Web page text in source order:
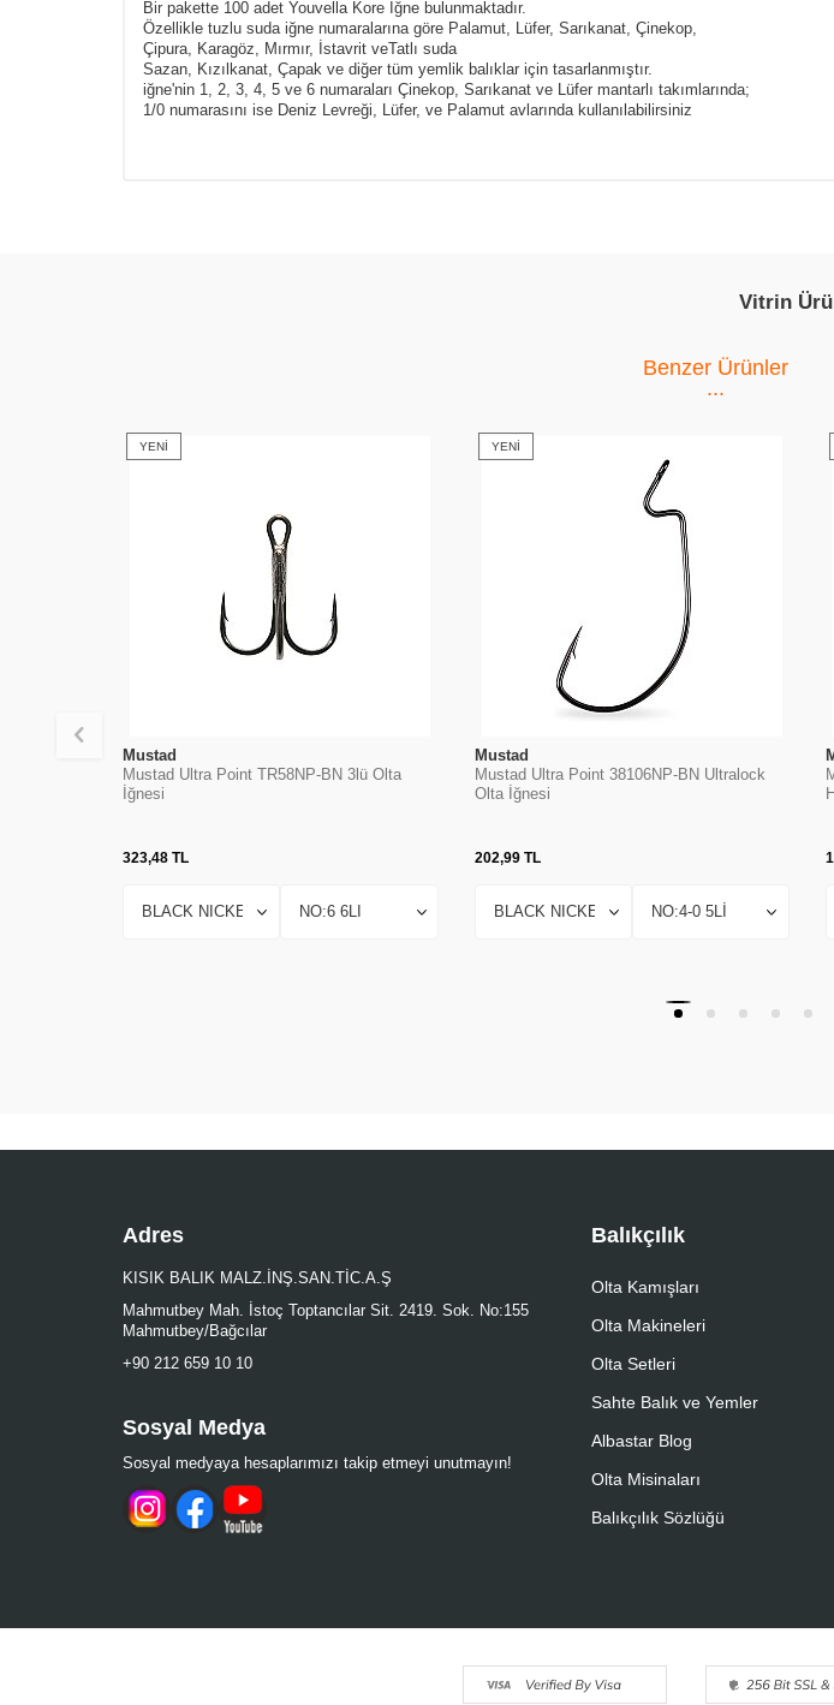
Bir pakette 100 adet Youvella Kore İğne bulunmaktadır.
Özellikle tuzlu suda iğne numaralarına göre Palamut, Lüfer, Sarıkanat, Çinekop,
Çipura, Karagöz, Mırmır, İstavrit veTatlı suda
Sazan, Kızılkanat, Çapak ve diğer tüm yemlik balıklar için tasarlanmıştır.
iğne'nin 1, 2, 3, 4, 5 ve 6 numaraları Çinekop, Sarıkanat ve Lüfer mantarlı takımlarında;
1/0 numarasını ise Deniz Levreği, Lüfer, ve Palamut avlarında kullanılabilirsiniz
Vitrin
Benzer Ürünler
YENI
Mustad
Mustad Ultra Point TR58NP-BN 3lü Olta
İğnesi
323,48 TL
YENI
Mustad
Mustad Ultra Point 38106NP-BN Ultralock
Olta İğnesi
202,99TL
Adres
KISIK BALIK MALZ.İNŞ.SAN.TİC.A.Ş
Mahmutbey Mah. İstoç Toptancılar Sit. 2419. Sok. No:155
Mahmutbey/Bağcılar
+90 212 659 10 10
Sosyal Medya
Sosyal medyaya hesaplarımızı takip etmeyi unutmayın!
Balıkçılık
Olta Kamışları
Olta Makineleri
Olta Setleri
Sahte Balık ve Yemler
Albastar Blog
Olta Misinaları
Balıkçılık Sözlüğü